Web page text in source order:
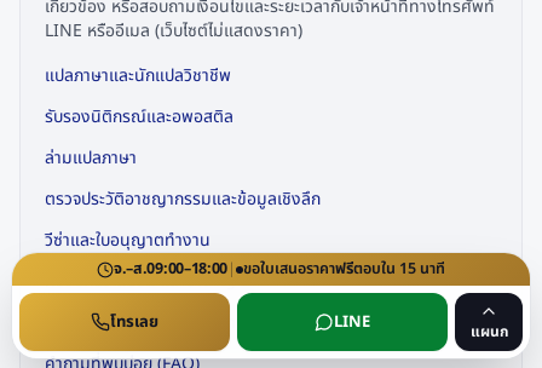
เกี่ยวข้อง หรือสอบถามเงื่อนไขและระยะเวลากับเจ้าหน้าที่ทางโทรศัพท์
LINE หรืออีเมล (เว็บไซต์ไม่แสดงราคา)
แปลภาษาและนักแปลวิชาชีพ
รับรองนิติกรณ์และอพอสติล
ล่ามแปลภาษา
ตรวจประวัติอาชญากรรมและข้อมูลเชิงลึก
วีซ่าและใบอนุญาตทำงาน
ครอบครัว สมรส และบำนาญ
จดทะเบียนธุรกิจและใบอนุญาตพิเศษ
จ.–ส.09:00–18:00| ขอใบเสนอราคาฟรีตอบใน 15 นาที
โทรเลย LINE แผนก